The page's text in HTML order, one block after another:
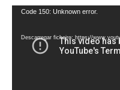
Reprodutor
vídeo
Code 150: Unknown error.
Descarregar ficheiro: https://